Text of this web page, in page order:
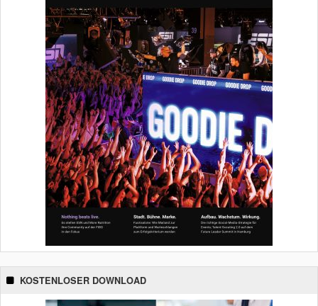
KOSTENLOSER DOWNLOAD